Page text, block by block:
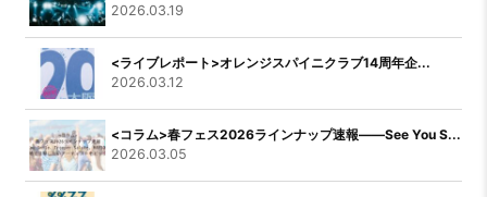
2026.03.19
<ライブレポート>オレンジスパイニクラブ14周年企...
2026.03.12
<コラム>春フェス2026ラインナップ速報――See You S...
2026.03.05